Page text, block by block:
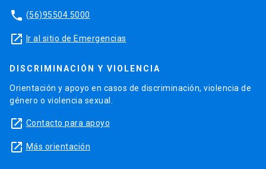
phone (56)95504 5000
launch Ir al sitio de Emergencias
DISCRIMINACIÓN Y VIOLENCIA
Orientación y apoyo en casos de discriminación, violencia de
género o violencia sexual.
launch Contacto para apoyo
launch Más orientación